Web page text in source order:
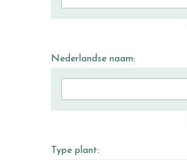
Nederlandse naam:
Type plant: